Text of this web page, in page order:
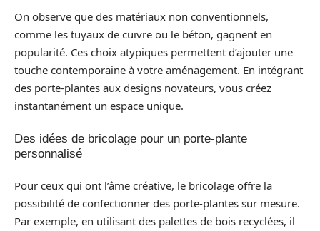
On observe que des matériaux non conventionnels,
comme les tuyaux de cuivre ou le béton, gagnent en
popularité. Ces choix atypiques permettent d’ajouter une
touche contemporaine à votre aménagement. En intégrant
des porte-plantes aux designs novateurs, vous créez
instantanément un espace unique.
Des idées de bricolage pour un porte-plante
personnalisé
Pour ceux qui ont l’âme créative, le bricolage offre la
possibilité de confectionner des porte-plantes sur mesure.
Par exemple, en utilisant des palettes de bois recyclées, il